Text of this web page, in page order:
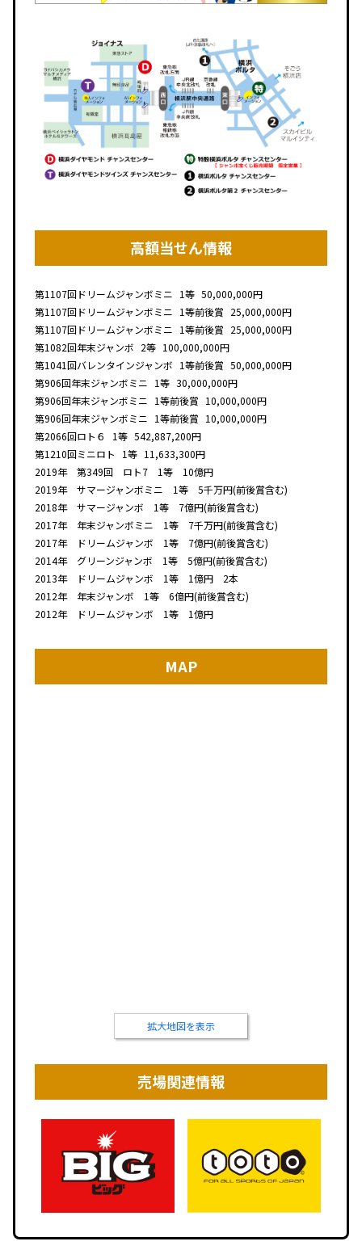
高額当せん情報
第1107回ドリームジャンボミニ 1等 50,000,000円
第1107回ドリームジャンボミニ 1等前後賞 25,000,000円
第1107回ドリームジャンボミニ 1等前後賞 25,000,000円
第1082回年末ジャンボ 2等 100,000,000円
第1041回バレンタインジャンボ 1等前後賞 50,000,000円
第906回年末ジャンボミニ 1等 30,000,000円
第906回年末ジャンボミニ 1等前後賞 10,000,000円
第906回年末ジャンボミニ 1等前後賞 10,000,000円
第2066回ロト６ 1等 542,887,200円
第1210回ミニロト 1等 11,633,300円
2019年 第349回 ロト7 1等 10億円
2019年 サマージャンボミニ 1等 5千万円(前後賞含む)
2018年 サマージャンボ 1等 7億円(前後賞含む)
2017年 年末ジャンボミニ 1等 7千万円(前後賞含む)
2017年 ドリームジャンボ 1等 7億円(前後賞含む)
2014年 グリーンジャンボ 1等 5億円(前後賞含む)
2013年 ドリームジャンボ 1等 1億円 2本
2012年 年末ジャンボ 1等 6億円(前後賞含む)
2012年 ドリームジャンボ 1等 1億円
MAP
拡大地図を表示
売場関連情報